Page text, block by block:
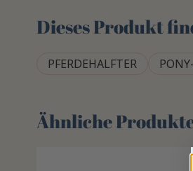
Dieses Produkt
PFERDEHALFTER
Ähnliche